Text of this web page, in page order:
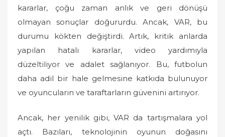
kararlar, çoğu zaman anlık ve geri dönüşü
olmayan sonuçlar doğururdu. Ancak, VAR, bu
durumu kökten değiştirdi. Artık, kritik anlarda
yapılan hatalı kararlar, video yardımıyla
düzeltiliyor ve adalet sağlanıyor. Bu, futbolun
daha adil bir hale gelmesine katkıda bulunuyor
ve oyuncuların ve taraftarların güvenini artırıyor.
Ancak, her yenilik gibi, VAR da tartışmalara yol
açtı. Bazıları, teknolojinin oyunun doğasını